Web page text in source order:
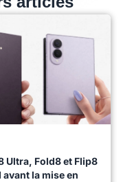
Ultra, Fold8 et Flip8
la mise en